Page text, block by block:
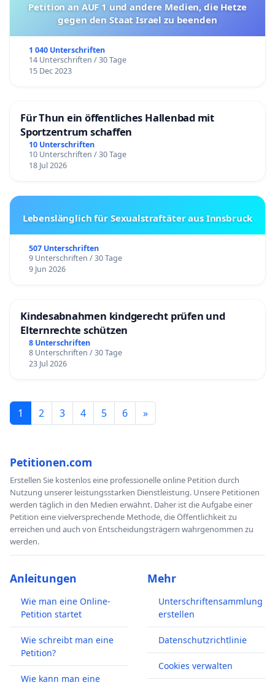
Petition an AUF 1 und andere Medien, die Hetze
gegen den Staat Israel zu beenden
1 040 Unterschriften
14 Unterschriften / 30 Tage
15 Dec 2023
Für Thun ein öffentliches Hallenbad mit
Sportzentrum schaffen
10 Unterschriften
10 Unterschriften / 30 Tage
18 Jul 2026
Lebenslänglich für Sexualstraftäter aus Innsbruck
507 Unterschriften
9 Unterschriften / 30 Tage
9 Jun 2026
Kindesabnahmen kindgerecht prüfen und
Elternrechte schützen
8 Unterschriften
8 Unterschriften / 30 Tage
23 Jul 2026
1 2 3 4 5 6 »
Petitionen.com
Erstellen Sie kostenlos eine professionelle online Petition durch
Nutzung unserer leistungsstarken Dienstleistung. Unsere Petitionen
werden täglich in den Medien erwähnt. Daher ist die Aufgabe einer
Petition eine vielversprechende Methode, die Öffentlichkeit zu
erreichen und auch von Entscheidungsträgern wahrgenommen zu
werden.
Anleitungen
Wie man eine Online-
Petition startet
Wie schreibt man eine
Petition?
Wie kann man eine
Mehr
Unterschriftensammlung
erstellen
Datenschutzrichtlinie
Cookies verwalten